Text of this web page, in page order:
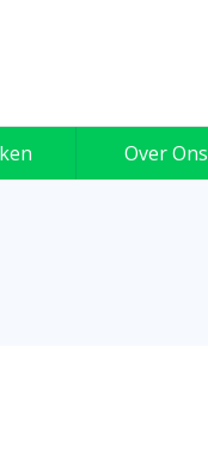
Over Ons